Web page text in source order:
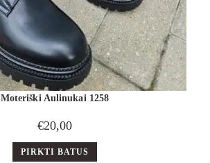
Moteriški Aulinukai 1258
€20,00
PIRKTI BATUS